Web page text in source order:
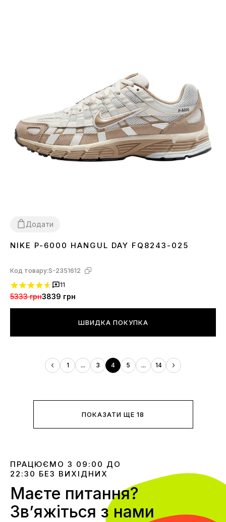
Додати
3637 38 3940 41 42434445
NIKE P-6000 HANGUL DAY FQ8243-025
Код товару:S-2351612
11
5333 грн3839 грн
ШВИДКА ПОКУПКА
1 ... 3 4 5 ... 14
ПОКАЗАТИ ЩЕ 18
ПРАЦЮЄМО З 09:00 ДО
22:30 БЕЗ ВИХІДНИХ
Маєте питання?
Звʼяжіться з нами